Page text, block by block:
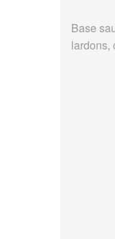
Base
lardons,